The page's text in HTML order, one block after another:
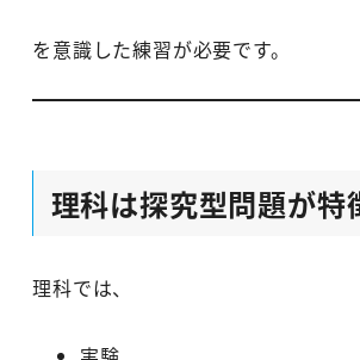
を意識した練習が必要です。
理科は探究型問題が特
理科では、